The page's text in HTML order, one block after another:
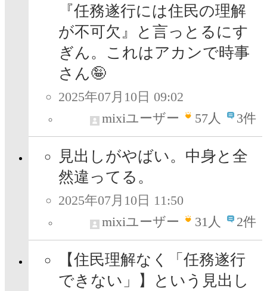
『任務遂行には住民の理解
が不可欠』と言っとるにす
ぎん。これはアカンで時事
さん🤪
2025年07月10日 09:02
mixiユーザー
57人 3件
見出しがやばい。中身と全
然違ってる。
2025年07月10日 11:50
mixiユーザー
31人 2件
【住民理解なく「任務遂行
できない」】という見出し